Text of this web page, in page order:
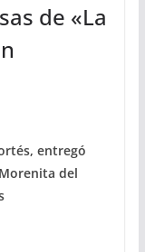
de «La
entregó
del